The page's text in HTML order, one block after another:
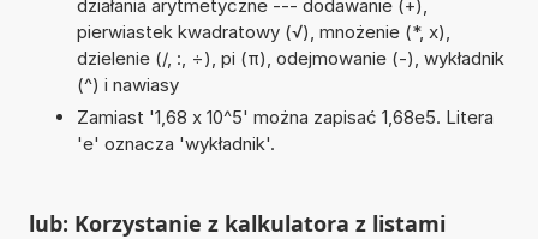
działania arytmetyczne --- dodawanie (+),
pierwiastek kwadratowy (√), mnożenie (*, x),
dzielenie (/, :, ÷), pi (π), odejmowanie (-), wykładnik
(^) i nawiasy
Zamiast '1,68 x 10^5' można zapisać 1,68e5. Litera
'e' oznacza 'wykładnik'.
lub: Korzystanie z kalkulatora z listami